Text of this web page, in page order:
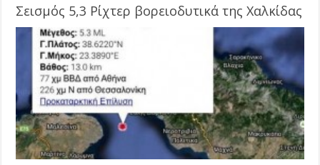
Σεισμός 5,3 Ρίχτερ βορειοδυτικά της Χαλκίδας